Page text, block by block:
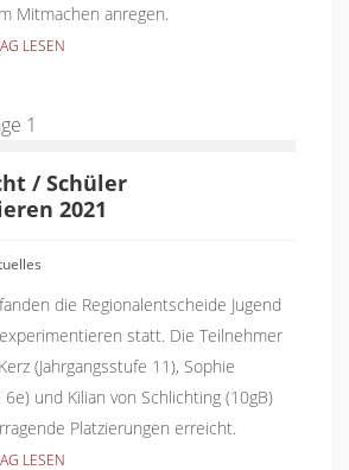
Mitmachen anregen.
LESEN
/ Schüler
2021
die Regionalentscheide Jugend
statt. Die Teilnehmer
(Jahrgangsstufe 11), Sophie
6e) und Kilian von Schlichting (10gB)
Platzierungen erreicht.
LESEN